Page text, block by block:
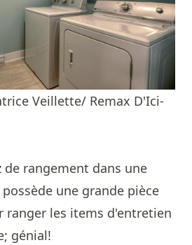
Veillette/ Remax D'Ici-
de rangement dans une
une grande pièce
ranger les items d'entretien
génial!